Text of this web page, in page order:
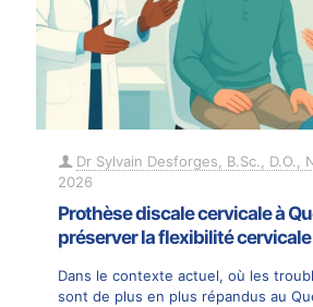
Dr Sylvain Desforges, B.Sc., D.O.,
2026
Prothèse discale cervicale à
préserver la flexibilité cervicale
Dans le contexte actuel, où les
sont de plus en plus répandus au